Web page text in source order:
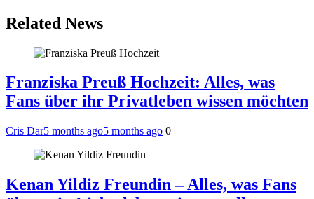
Related News
Franziska Preuß Hochzeit: Alles, was
Fans über ihr Privatleben wissen möchten
Cris Dar5 months ago5 months ago 0
Kenan Yildiz Freundin – Alles, was Fans